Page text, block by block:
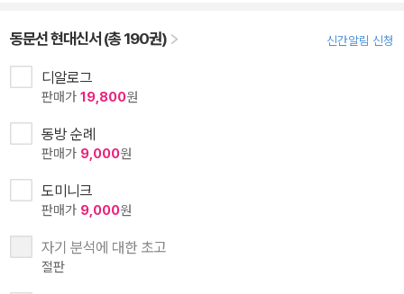
동문선 현대신서 (총 190권) 신간알림 신청
디알로그
판매가 19,800원
동방 순례
판매가 9,000원
도미니크
판매가 9,000원
자기 분석에 대한 초고
절판